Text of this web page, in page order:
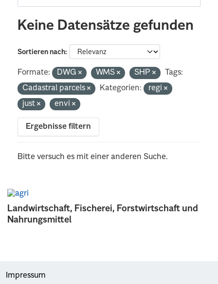
Landwirtschaft, Fischerei, Forstwirtschaft und
Nahrungsmittel
Keine Datensätze gefunden
Sortieren nach
Formate: DWG WMS SHP
Tags:
Cadastral parcels
Kategorien:
regi
just
envi
Ergebnisse filtern
Bitte versuch es mit einer anderen Suche.
Impressum